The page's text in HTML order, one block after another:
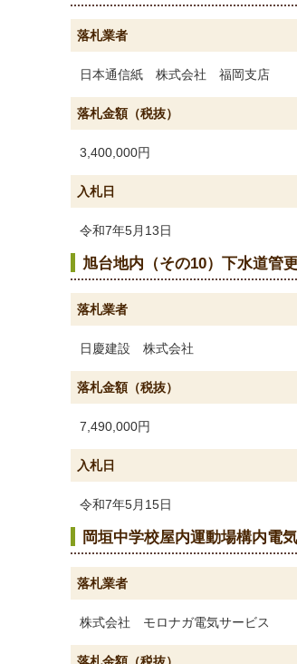
落札業者
日本通信紙 株式会社 福岡支店
落札金額（税抜）
3,400,000円
入札日
令和7年5月13日
旭台地内（その10）下水道管
落札業者
日慶建設 株式会社
落札金額（税抜）
7,490,000円
入札日
令和7年5月15日
岡垣中学校屋内運動場構内電
落札業者
株式会社 モロナガ電気サービス
落札金額（税抜）